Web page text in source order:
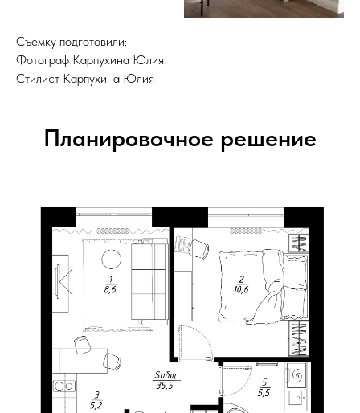
Съемку подготовили:
Фотограф Карпухина Юлия
Стилист Карпухина Юлия
Планировочное решение